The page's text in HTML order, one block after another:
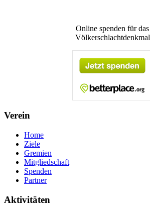
Online spenden für das
Völkerschlachtdenkmal
Verein
Home
Ziele
Gremien
Mitgliedschaft
Spenden
Partner
Aktivitäten